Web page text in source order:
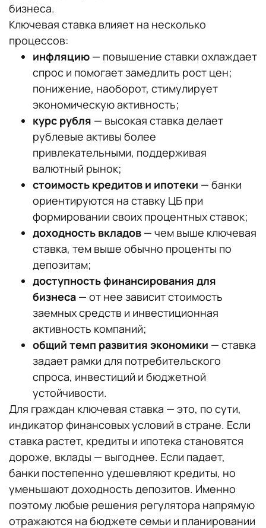
бизнеса.
Ключевая ставка влияет на несколько
процессов:
инфляцию — повышение ставки охлаждает
спрос и помогает замедлить рост цен;
понижение, наоборот, стимулирует
экономическую активность;
курс рубля — высокая ставка делает
рублевые активы более
привлекательными, поддерживая
валютный рынок;
стоимость кредитов и ипотеки — банки
ориентируются на ставку ЦБ при
формировании своих процентных ставок;
доходность вкладов — чем выше ключевая
ставка, тем выше обычно проценты по
депозитам;
доступность финансирования для
бизнеса — от нее зависит стоимость
заемных средств и инвестиционная
активность компаний;
общий темп развития экономики — ставка
задает рамки для потребительского
спроса, инвестиций и бюджетной
устойчивости.
Для граждан ключевая ставка — это, по сути,
индикатор финансовых условий в стране. Если
ставка растет, кредиты и ипотека становятся
дороже, вклады — выгоднее. Если падает,
банки постепенно удешевляют кредиты, но
уменьшают доходность депозитов. Именно
поэтому любые решения регулятора напрямую
отражаются на бюджете семьи и планировании